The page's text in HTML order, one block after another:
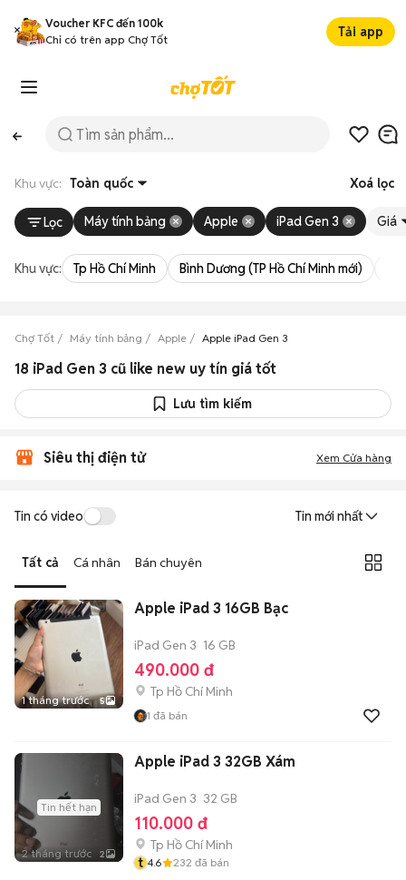
Voucher KFC đến 100k
Chỉ có trên app Chợ Tốt
Tải app
Khu vực: Toàn quốc Xoá lọc
Lọc Máy tính bảng Apple iPad Gen 3 Giá
Khu vực: Tp Hồ Chí Minh Bình Dương (TP Hồ Chí Minh mới)
Chợ Tốt Máy tính bảng Apple Apple iPad Gen 3
18 iPad Gen 3 cũ like new uy tín giá tốt
Lưu tìm kiếm
Siêu thị điện tử Xem Cửa hàng
Tin có video Tin mới nhất
Tất cả Cá nhân Bán chuyên
1 tháng trước 5
Apple iPad 3 16GB Bạc
iPad Gen 3 16 GB
490.000 đ
Tp Hồ Chí Minh
1 đã bán
Tin hết hạn
2 tháng trước 2
Apple iPad 3 32GB Xám
iPad Gen 3 32 GB
110.000 đ
Tp Hồ Chí Minh
t 4.6 232 đã bán